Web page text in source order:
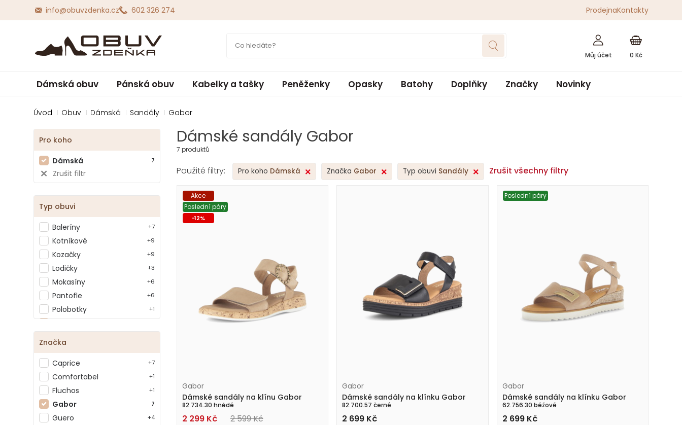
Dámské sandály Gabor
7 produktů
Pro koho Dámská Značka Gabor Typ obuvi Sandály Zrušit všechny filtry
Akce
Poslední páry
-12%
Gabor
Dámské sandály na klínu Gabor
82.734.30 hnědé
2 299 Kč 2 599Kč
Gabor
Dámské sandály na klínku Gabor
82.700.57 černé
2 699 Kč
Poslední páry
Gabor
Dámské sandály na klínku Gabor
62.756.30 béžové
2 699 Kč
Pro koho
Dámská 7
Zrušit filtr
Typ obuvi
Baleríny +7
Kotníkové +9
Kozačky +9
Lodičky +3
Mokasíny +6
Pantofle +6
Polobotky +1
Zrušit filtr
Značka
Caprice +7
Comfortabel +1
Fluchos +1
Gabor 7
Guero +4
info@obuvzdenka.cz 602 326 274 ProdejnaKontakty
0 Kč
Úvod Obuv Dámská Sandály Gabor
Dámská obuv Pánská obuv Kabelky a tašky Peněženky Opasky Batohy Doplňky Značky Novinky